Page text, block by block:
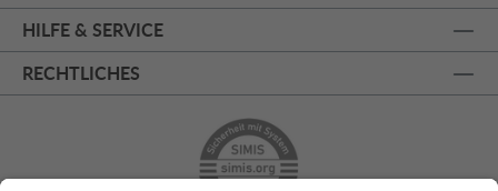
HILFE & SERVICE
RECHTLICHES